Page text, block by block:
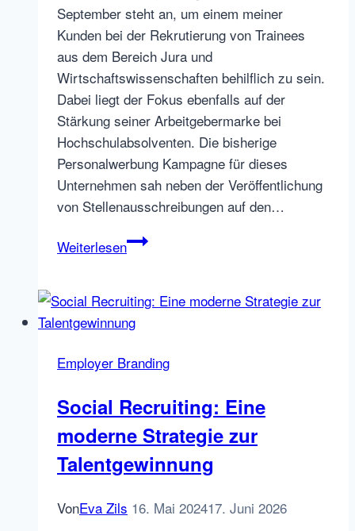
September steht an, um einem meiner
Kunden bei der Rekrutierung von Trainees
aus dem Bereich Jura und
Wirtschaftswissenschaften behilflich zu sein.
Dabei liegt der Fokus ebenfalls auf der
Stärkung seiner Arbeitgebermarke bei
Hochschulabsolventen. Die bisherige
Personalwerbung Kampagne für dieses
Unternehmen sah neben der Veröffentlichung
von Stellenausschreibungen auf den…
WeiterlesenAuswertung
Finanzwesen
–
Beispiel
Employer Branding
Social Recruiting: Eine
moderne Strategie zur
Talentgewinnung
VonEva Zils 16. Mai 202417. Juni 2026